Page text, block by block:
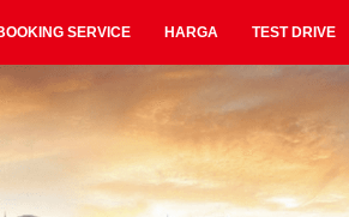
SERVICE HARGA TEST DRIVE